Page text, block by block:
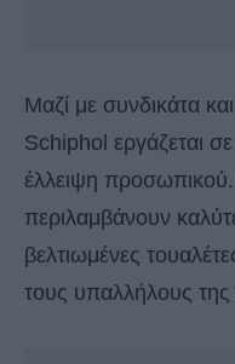
Μαζί με συνδικάτα
Schiphol εργάζεται σε
έλλειψη
περιλαμβάνουν
βελτιωμένες
τους υπαλλήλους της